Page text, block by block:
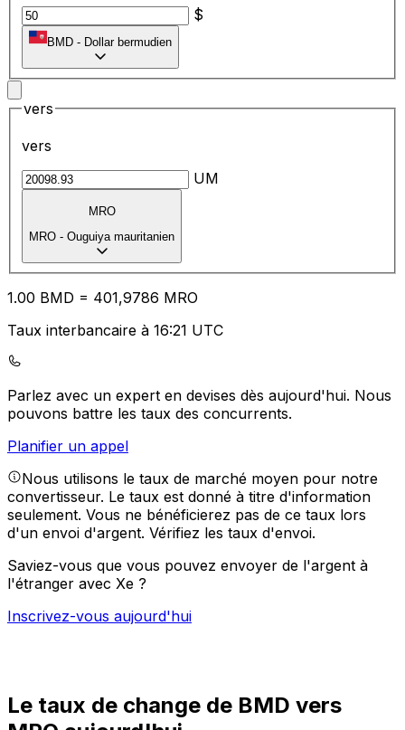
$
BMD - Dollar bermudien
vers
vers
UM
MRO
MRO - Ouguiya mauritanien
1.00 BMD = 401,9786 MRO
Taux interbancaire à 16:21 UTC
Parlez avec un expert en devises dès aujourd'hui. Nous
pouvons battre les taux des concurrents.
Planifier un appel
Nous utilisons le taux de marché moyen pour notre
convertisseur. Le taux est donné à titre d'information
seulement. Vous ne bénéficierez pas de ce taux lors
d'un envoi d'argent. Vérifiez les taux d'envoi.
Saviez-vous que vous pouvez envoyer de l'argent à
l'étranger avec Xe ?
Inscrivez-vous aujourd'hui
Le taux de change de BMD vers